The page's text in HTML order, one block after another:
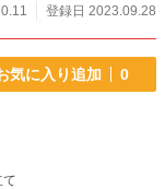
登録日 2023.09.28
気に入り追加 0